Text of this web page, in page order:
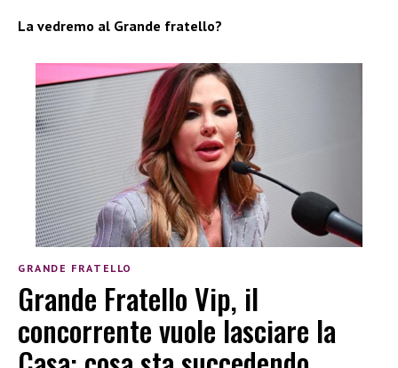
La vedremo al Grande fratello?
GRANDE FRATELLO
Grande Fratello Vip, il
concorrente vuole lasciare la